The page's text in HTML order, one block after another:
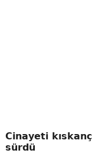
Cinayeti
sürdü